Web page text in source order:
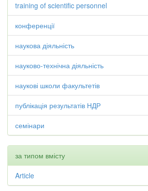
training of scientific personnel
конференції
наукова діяльність
науково-технічна діяльність
наукові школи факультетів
публікація результатів НДР
семінари
за типом вмісту
Article